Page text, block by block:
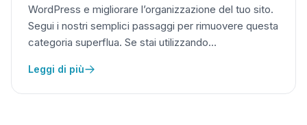
WordPress e migliorare l’organizzazione del tuo sito.
Segui i nostri semplici passaggi per rimuovere questa
categoria superflua. Se stai utilizzando…
Leggi di più